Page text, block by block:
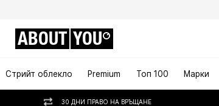
ABOUT YOU
Стрийт облекло Premium Топ 100 Марки
30 ДНИ ПРАВО НА ВРЪЩАНЕ